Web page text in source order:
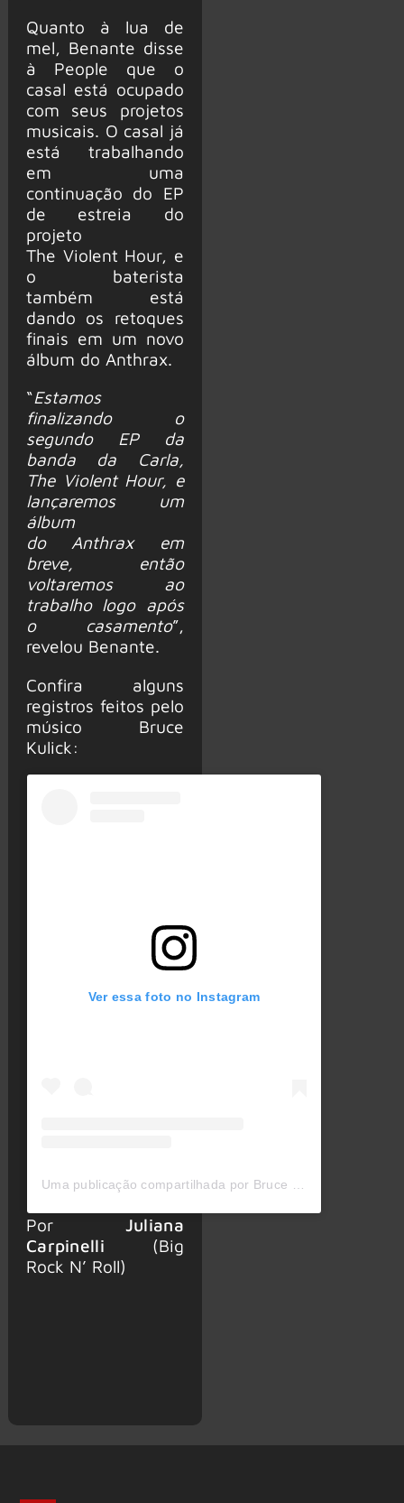
Quanto à lua de
mel, Benante disse
à People que o
casal está ocupado
com seus projetos
musicais. O casal já
está trabalhando
em uma
continuação do EP
de estreia do
projeto
The Violent Hour, e
o baterista
também está
dando os retoques
finais em um novo
álbum do Anthrax.
“Estamos
finalizando o
segundo EP da
banda da Carla,
The Violent Hour, e
lançaremos um
álbum
do Anthrax em
breve, então
voltaremos ao
trabalho logo após
o casamento”,
revelou Benante.
Confira alguns
registros feitos pelo
músico Bruce
Kulick:
Ver essa foto no Instagram
Uma publicação compartilhada por Bruce Kulick (@bruce.kulick)
Por Juliana
Carpinelli (Big
Rock N’ Roll)